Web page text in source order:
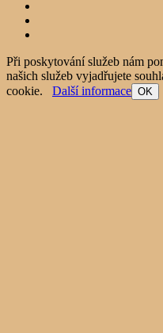
Při poskytování služeb nám
našich služeb vyjadřujete
cookie. Další informace